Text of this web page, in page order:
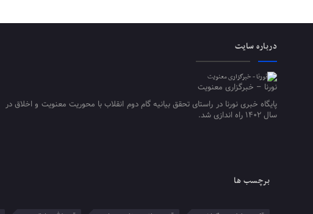
درباره سایت
نورنا – خبرگزاری معنویت
پایگاه خبری نورنا در راستای تحقق بیانیه گام دوم انقلاب با محوریت معنویت و اخلاق در
سال ۱۴۰۲ راه اندازی شد.
برچسب ها